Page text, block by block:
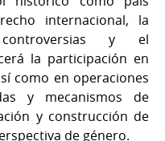
internacional, la
y el
la participación en
como en operaciones
y mecanismos de
y construcción de
de género.